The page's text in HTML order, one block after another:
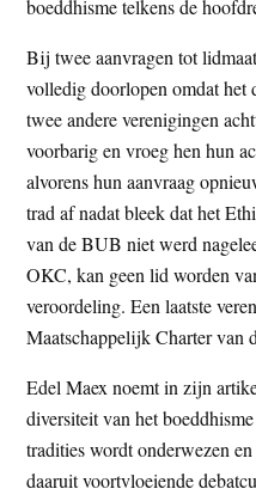
boeddhisme telkens de
Bij twee aanvragen tot
volledig doorlopen omdat
twee andere verenigingen
voorbarig en vroeg hen hun
alvorens hun aanvraag
trad af nadat bleek dat het
van de BUB niet werd
OKC, kan geen lid worden
veroordeling. Een laatste
Maatschappelijk Charter van
Edel Maex noemt in zijn
diversiteit van het
tradities wordt onderwezen
daaruit voortvloeiende